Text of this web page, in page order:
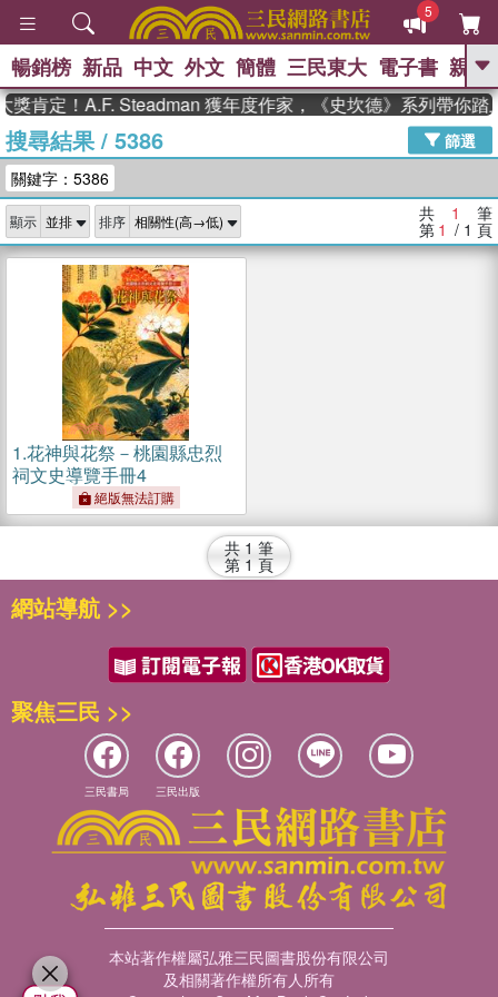
5
GO
高希均教授回憶錄
、 The Odyssey 、 父親節 、 花開錦
李登輝時代 、 數學女孩：黎曼猜想
、
如果歷史是一
群喵 、 臺灣漫遊錄
暢銷榜 新品 中文 外文 簡體 三民東大 電子書 親子
肯定！A.F. Steadman 獲年度作家，《史坎德》系列帶你踏
搜尋結果/ 5386
篩選
關鍵字：5386
顯示 排序 共 1 筆
第 1 / 1 頁
1.花神與花祭－桃園縣忠烈
祠文史導覽手冊4
絕版無法訂購
共 1 筆
第 1 頁
網站導航 >>
聚焦三民 >>
三民書局 三民出版
本站著作權屬弘雅三民圖書股份有限公司
及相關著作權所有人所有